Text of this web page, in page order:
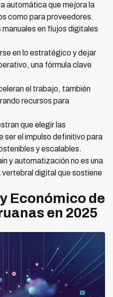
automática que mejora la
como para proveedores.
en flujos digitales
en lo estratégico y dejar
una fórmula clave
el trabajo, también
recursos para
que elegir las
ser el impulso definitivo para
y escalables.
y automatización no es una
digital que sostiene
Económico de
en 2025